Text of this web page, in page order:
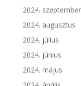
2024. szeptember
2024. augusztus
2024. július
2024. június
2024. május